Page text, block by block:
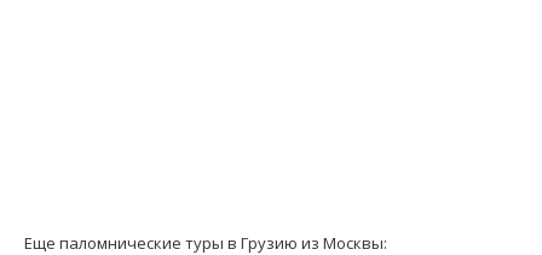
Еще паломнические туры в Грузию из Москвы: